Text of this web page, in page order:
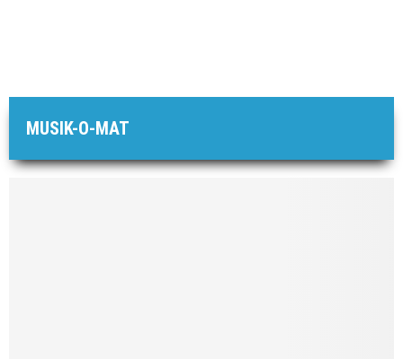
MUSIK-O-MAT